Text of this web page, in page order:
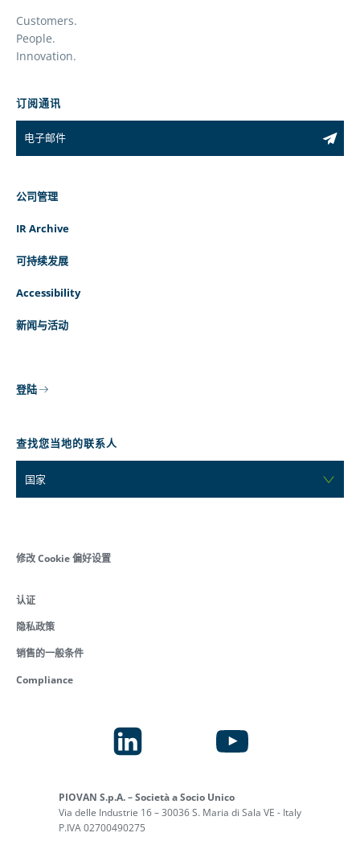
Customers.
People.
Innovation.
订阅通讯
公司管理
IR Archive
可持续发展
Accessibility
新闻与活动
登陆
查找您当地的联系人
国家
PIOVAN S.p.A. – Società a Socio Unico
Via delle Industrie 16 – 30036 S. Maria di Sala VE - Italy
P.IVA 02700490275
修改 Cookie 偏好设置
认证
隐私政策
销售的一般条件
Compliance